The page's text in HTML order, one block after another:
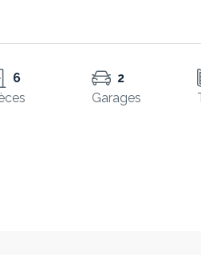
6
2
Garages